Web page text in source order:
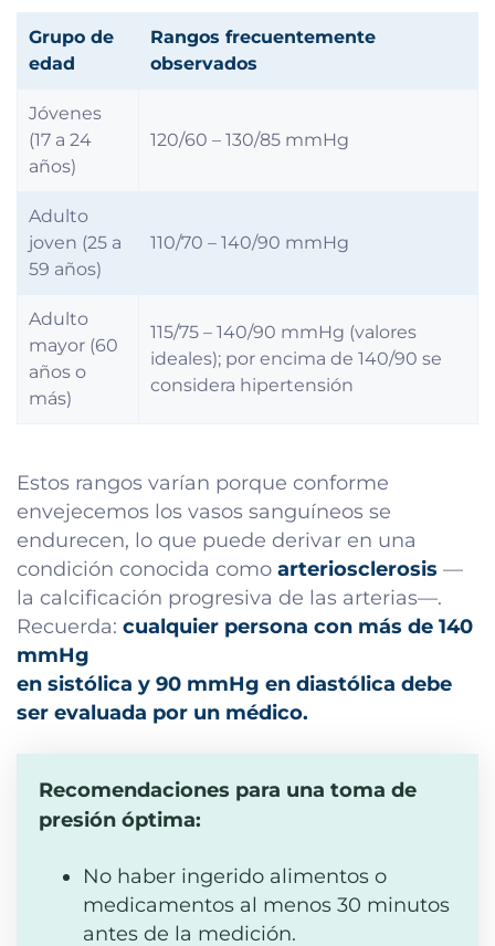
Grupo de
edad
Rangos frecuentemente
observados
Jóvenes
(17 a 24
años)
120/60 – 130/85 mmHg
Adulto
joven (25 a
59 años)
110/70 – 140/90 mmHg
Adulto
mayor (60
años o
más)
115/75 – 140/90 mmHg (valores
ideales); por encima de 140/90 se
considera hipertensión
Estos rangos varían porque conforme
envejecemos los vasos sanguíneos se
endurecen, lo que puede derivar en una
condición conocida como arteriosclerosis —
la calcificación progresiva de las arterias—.
Recuerda: cualquier persona con más de 140
mmHg
en sistólica y 90 mmHg en diastólica debe
ser evaluada por un médico.
Recomendaciones para una toma de
presión óptima:
No haber ingerido alimentos o
medicamentos al menos 30 minutos
antes de la medición.